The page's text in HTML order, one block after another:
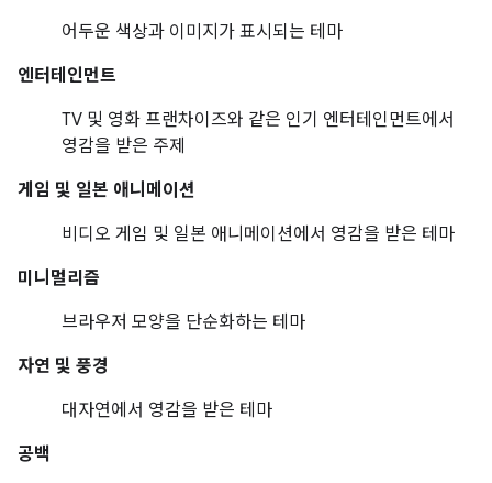
어두운 색상과 이미지가 표시되는 테마
엔터테인먼트
TV 및 영화 프랜차이즈와 같은 인기 엔터테인먼트에서
영감을 받은 주제
게임 및 일본 애니메이션
비디오 게임 및 일본 애니메이션에서 영감을 받은 테마
미니멀리즘
브라우저 모양을 단순화하는 테마
자연 및 풍경
대자연에서 영감을 받은 테마
공백